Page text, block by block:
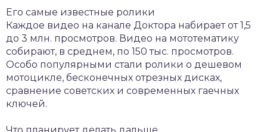
Его самые известные ролики
Каждое видео на канале Доктора набирает от 1,5
до 3 млн. просмотров. Видео на мототематику
собирают, в среднем, по 150 тыс. просмотров.
Особо популярными стали ролики о дешевом
мотоцикле, бесконечных отрезных дисках,
сравнение советских и современных гаечных
ключей.